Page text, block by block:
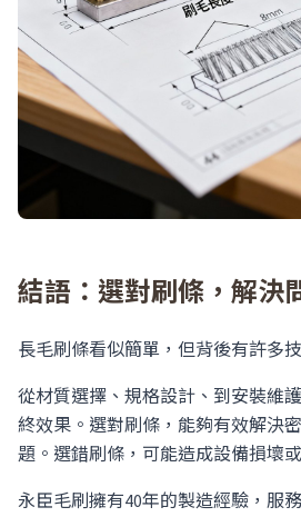
結語：選對刷條，解決
長毛刷條看似簡單，但背後有許多
從材質選擇、規格設計、到安裝維
終效果。選對刷條，能夠有效解決
題。選錯刷條，可能造成設備損壞
永臣毛刷擁有40年的製造經驗，服